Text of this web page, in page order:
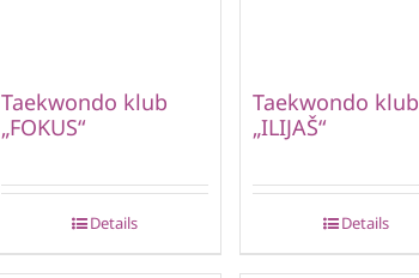
Taekwondo klub
„FOKUS“
Details
Taekwondo klub
„ILIJAŠ“
Details